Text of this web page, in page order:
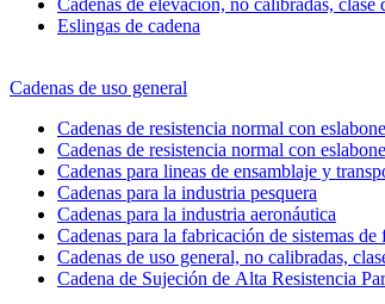
Cadenas de elevación, no calibradas, clase
Eslingas de cadena
Cadenas de uso general
Cadenas de resistencia normal con
Cadenas de resistencia normal con
Cadenas para lineas de ensamblaje y
Cadenas para la industria pesquera
Cadenas para la industria aeronáutica
Cadenas para la fabricación de sistemas
Cadenas de uso general, no calibradas,
Cadena de Sujeción de Alta Resistencia